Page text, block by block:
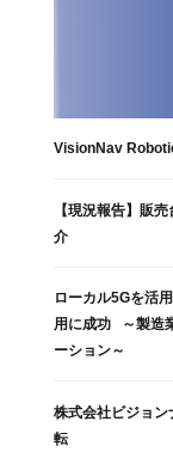
VisionNav
【現況報告】販
介
ローカル5Gを活
用に成功 ～製造
ーション～
株式会社ビジョ
転